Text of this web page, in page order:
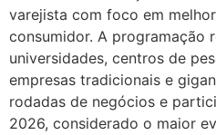
varejista com foco em
consumidor. A programação
universidades, centros de
empresas tradicionais e
rodadas de negócios e
2026, considerado o maior